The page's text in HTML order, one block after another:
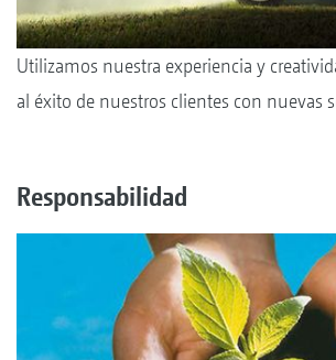
Utilizamos nuestra experiencia y
al éxito de nuestros clientes con nuevas
Responsabilidad